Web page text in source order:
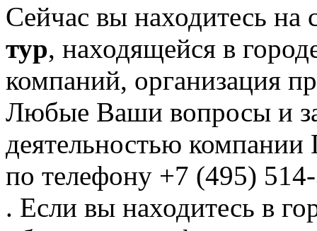
Сейчас вы находитесь на
тур, находящейся в
компаний, организация
Любые Ваши вопросы и
деятельностью компании
по телефону +7 (495)
. Если вы находитесь в